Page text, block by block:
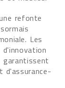
refonte
Les
garantissent
d'assurance-